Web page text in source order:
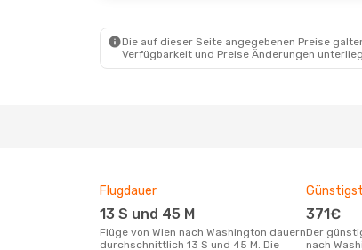
1 ZwischenstoppDie auf dieser Seite angegebenen Preise
Verfügbarkeit und Preise Änderungen
Flugdauer
13 S und 45 M
Flüge von Wien nach Washington dauern
durchschnittlich 13 S und 45 M. Die
371€
Der günstigste einfache Flug von Wien
nach